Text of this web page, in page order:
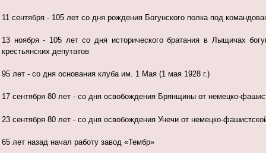
11 сентября - 105 лет со дня рождения Богунского полка под
13 ноября - 105 лет со дня исторического братания в Лыщичах
крестьянских депутатов
95 лет - со дня основания клуба им. 1 Мая (1 мая 1928 г.)
17 сентября 80 лет - со дня освобождения Брянщины от немецко-
23 сентября 80 лет - со дня освобождения Унечи от немецко-
65 лет назад начал работу завод «Тембр»